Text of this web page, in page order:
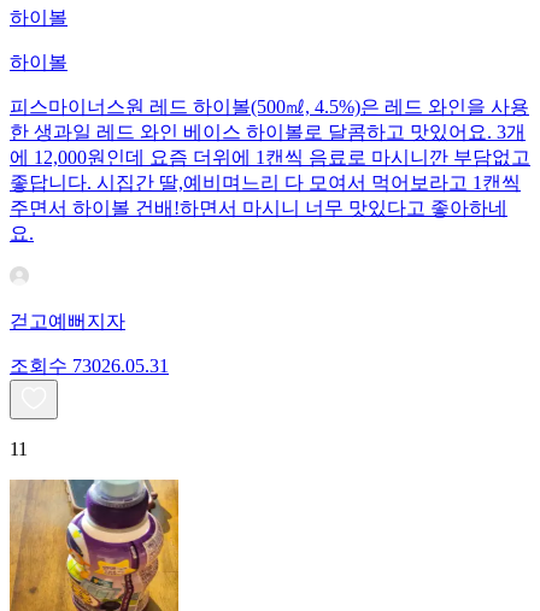
하이볼
하이볼
피스마이너스원 레드 하이볼(500㎖, 4.5%)은 레드 와인을 사용
한 생과일 레드 와인 베이스 하이볼로 달콤하고 맛있어요. 3개
에 12,000원인데 요즘 더위에 1캔씩 음료로 마시니깐 부담없고
좋답니다. 시집간 딸,예비며느리 다 모여서 먹어보라고 1캔씩
주면서 하이볼 건배!하면서 마시니 너무 맛있다고 좋아하네
요.
걷고예뻐지자
조회수 73026.05.31
11